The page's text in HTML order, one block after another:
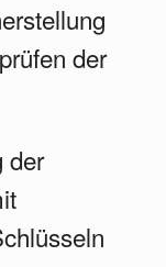
der
der